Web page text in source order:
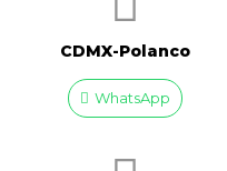
CDMX-Polanco
WhatsApp